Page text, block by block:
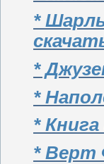
*
*
*
*
* Верт